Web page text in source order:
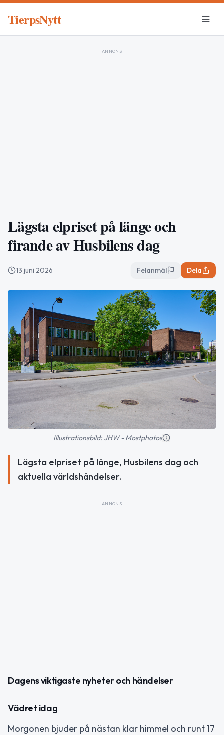
TierpsNytt
ANNONS
Lägsta elpriset på länge och
firande av Husbilens dag
13 juni 2026 Felanmäl Dela
Illustrationsbild: JHW - Mostphotos
Lägsta elpriset på länge, Husbilens dag och
aktuella världshändelser.
ANNONS
Dagens viktigaste nyheter och händelser
Vädret idag
Morgonen bjuder på nästan klar himmel och runt 17